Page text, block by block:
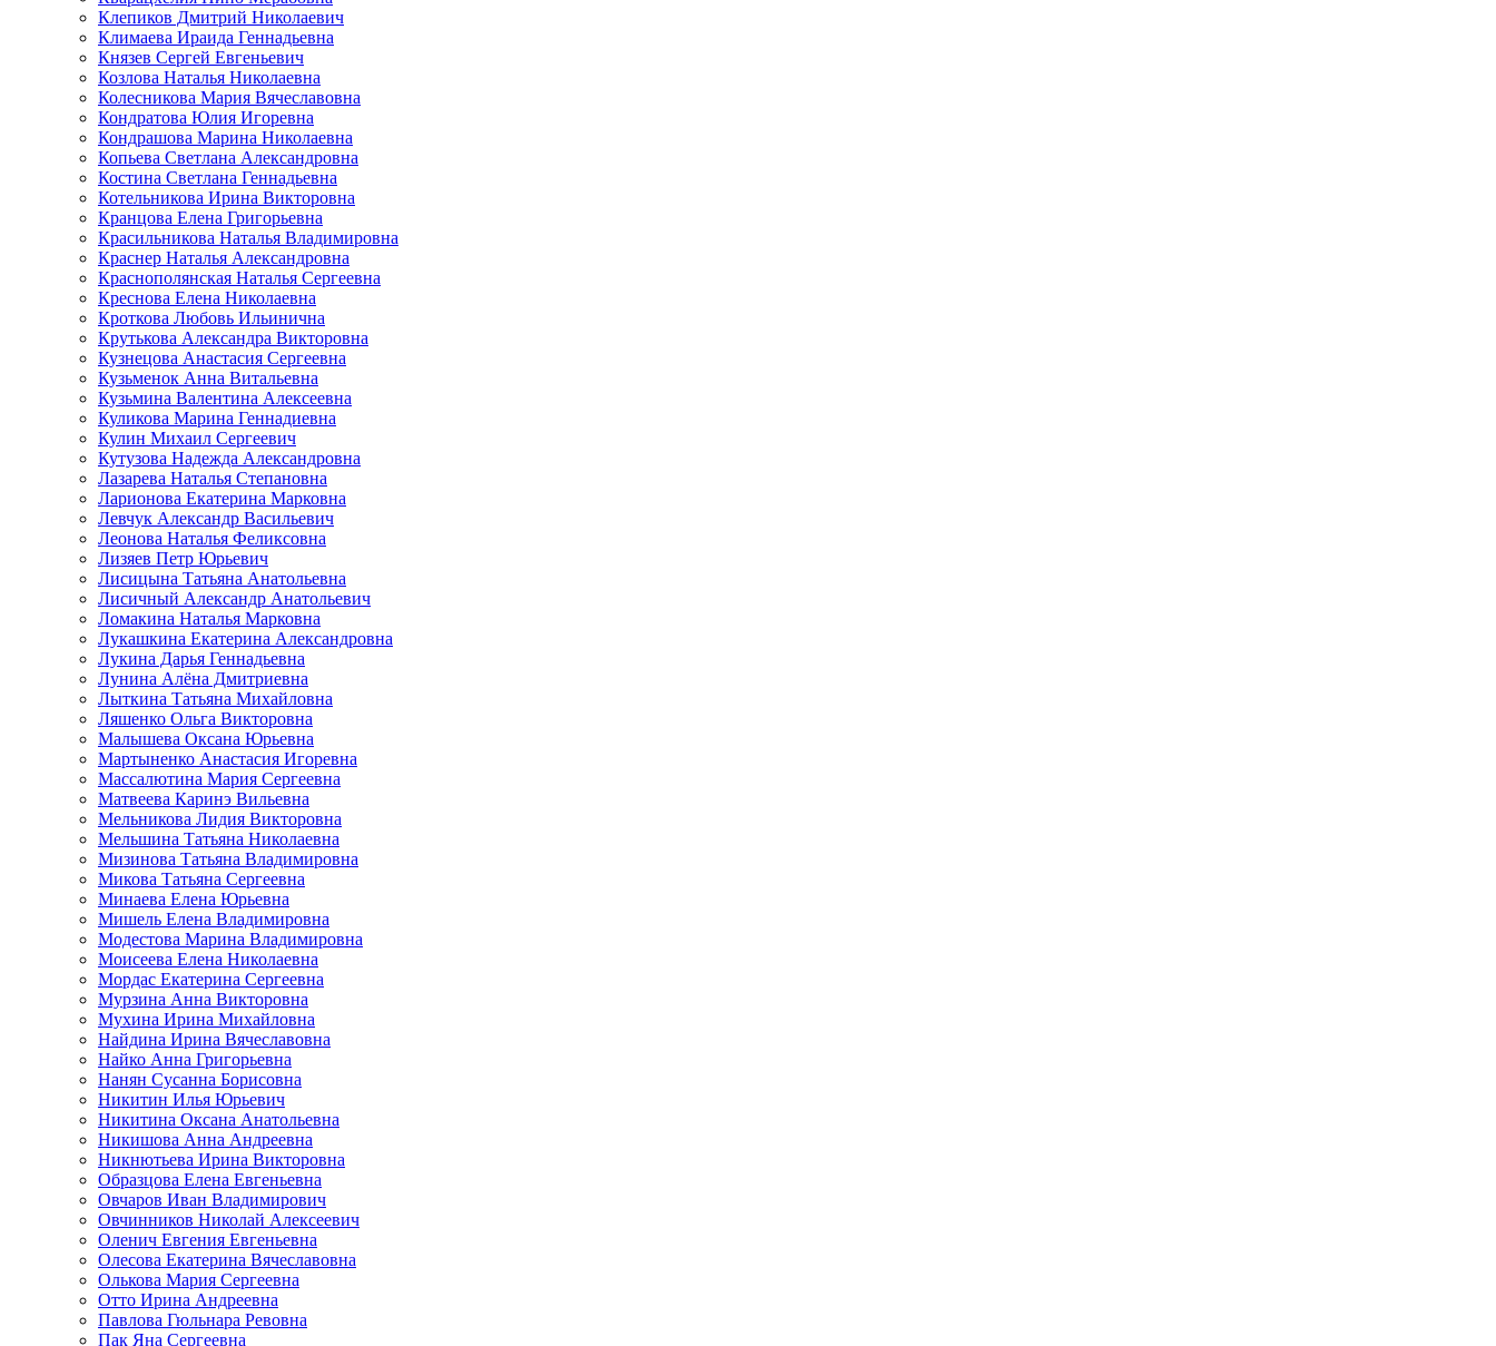
Клепиков Дмитрий Николаевич
Климаева Ираида Геннадьевна
Князев Сергей Евгеньевич
Козлова Наталья Николаевна
Колесникова Мария Вячеславовна
Кондратова Юлия Игоревна
Кондрашова Марина Николаевна
Копьева Светлана Александровна
Костина Светлана Геннадьевна
Котельникова Ирина Викторовна
Кранцова Елена Григорьевна
Красильникова Наталья Владимировна
Краснер Наталья Александровна
Краснополянская Наталья Сергеевна
Креснова Елена Николаевна
Кроткова Любовь Ильинична
Крутькова Александра Викторовна
Кузнецова Анастасия Сергеевна
Кузьменок Анна Витальевна
Кузьмина Валентина Алексеевна
Куликова Марина Геннадиевна
Кулин Михаил Сергеевич
Кутузова Надежда Александровна
Лазарева Наталья Степановна
Ларионова Екатерина Марковна
Левчук Александр Васильевич
Леонова Наталья Феликсовна
Лизяев Петр Юрьевич
Лисицына Татьяна Анатольевна
Лисичный Александр Анатольевич
Ломакина Наталья Марковна
Лукашкина Екатерина Александровна
Лукина Дарья Геннадьевна
Лунина Алёна Дмитриевна
Лыткина Татьяна Михайловна
Ляшенко Ольга Викторовна
Малышева Оксана Юрьевна
Мартыненко Анастасия Игоревна
Массалютина Мария Сергеевна
Матвеева Каринэ Вильевна
Мельникова Лидия Викторовна
Мельшина Татьяна Николаевна
Мизинова Татьяна Владимировна
Микова Татьяна Сергеевна
Минаева Елена Юрьевна
Мишель Елена Владимировна
Модестова Марина Владимировна
Моисеева Елена Николаевна
Мордас Екатерина Сергеевна
Мурзина Анна Викторовна
Мухина Ирина Михайловна
Найдина Ирина Вячеславовна
Найко Анна Григорьевна
Нанян Сусанна Борисовна
Никитин Илья Юрьевич
Никитина Оксана Анатольевна
Никишова Анна Андреевна
Никнютьева Ирина Викторовна
Образцова Елена Евгеньевна
Овчаров Иван Владимирович
Овчинников Николай Алексеевич
Оленич Евгения Евгеньевна
Олесова Екатерина Вячеславовна
Олькова Мария Сергеевна
Отто Ирина Андреевна
Павлова Гюльнара Ревовна
Пак Яна Сергеевна